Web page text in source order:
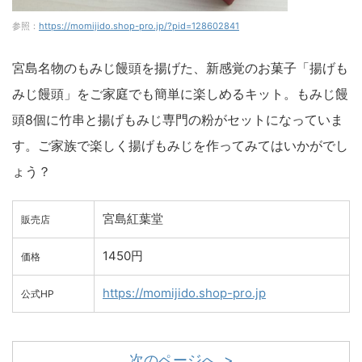
参照： https://momijido.shop-pro.jp/?pid=128602841
宮島名物のもみじ饅頭を揚げた、新感覚のお菓子「揚げも
みじ饅頭」をご家庭でも簡単に楽しめるキット。もみじ饅
頭8個に竹串と揚げもみじ専門の粉がセットになっていま
す。ご家族で楽しく揚げもみじを作ってみてはいかがでし
ょう？
販売店 宮島紅葉堂
価格 1450円
公式HP https://momijido.shop-pro.jp